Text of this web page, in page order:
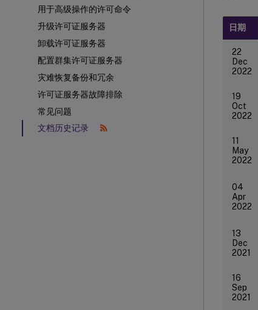
用于高级操作的许可命令
升级许可证服务器
卸载许可证服务器
配置群集许可证服务器
灾难恢复备份和冗余
许可证服务器故障排除
常见问题
文档历史记录
日期
22
Dec
2022
19
Oct
2022
11
May
2022
04
Apr
2022
13
Dec
2021
16
Sep
2021